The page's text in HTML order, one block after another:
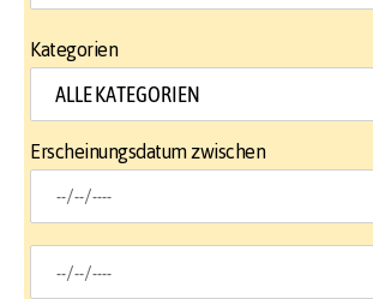
Kategorien
Erscheinungsdatum zwischen